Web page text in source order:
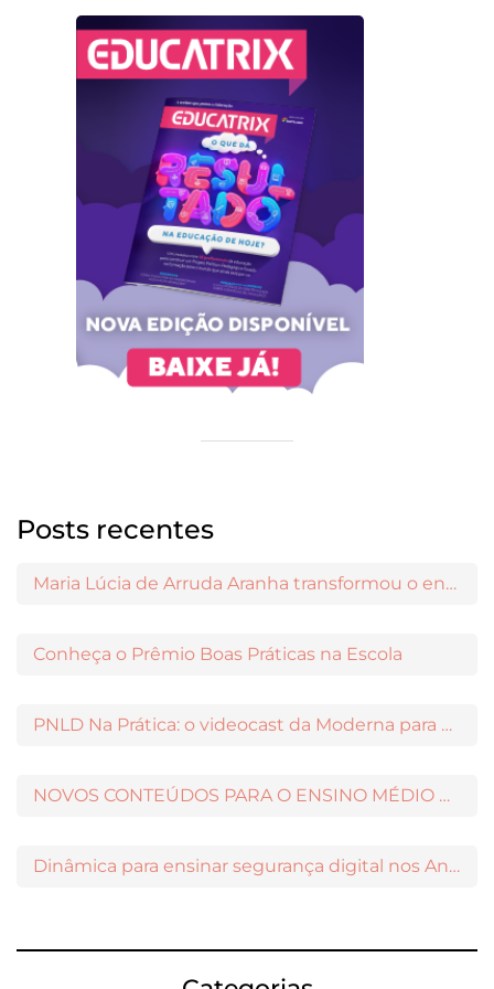
Posts recentes
Maria Lúcia de Arruda Aranha transformou o ensino de Filosofia no Brasil
Conheça o Prêmio Boas Práticas na Escola
PNLD Na Prática: o videocast da Moderna para apoiar a escolha das obras aprovadas
NOVOS CONTEÚDOS PARA O ENSINO MÉDIO DISPONÍVEIS NO MODERNAMIGOS
Dinâmica para ensinar segurança digital nos Anos Iniciais